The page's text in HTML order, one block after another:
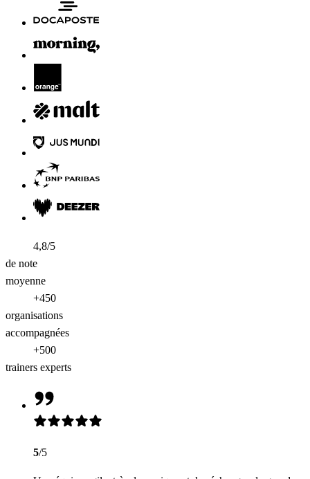
4,8/5
de note
moyenne
+450
organisations
accompagnées
+500
trainers experts
5/5